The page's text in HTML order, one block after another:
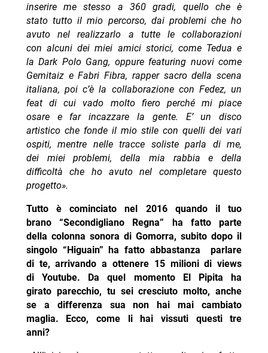
inserire me stesso a 360 gradi, quello che è
stato tutto il mio percorso, dai problemi che ho
avuto nel realizzarlo a tutte le collaborazioni
con alcuni dei miei amici storici, come Tedua e
la Dark Polo Gang, oppure featuring nuovi come
Gemitaiz e Fabri Fibra, rapper sacro della scena
italiana, poi c’è la collaborazione con Fedez, un
feat di cui vado molto fiero perché mi piace
osare e far incazzare la gente. E’ un disco
artistico che fonde il mio stile con quelli dei vari
ospiti, mentre nelle tracce soliste parla di me,
dei miei problemi, della mia rabbia e della
difficoltà che ho avuto nel completare questo
progetto».
Tutto è cominciato nel 2016 quando il tuo
brano “Secondigliano Regna” ha fatto parte
della colonna sonora di Gomorra, subito dopo il
singolo “Higuain” ha fatto abbastanza parlare
di te, arrivando a ottenere 15 milioni di views
di Youtube. Da quel momento El Pipita ha
girato parecchio, tu sei cresciuto molto, anche
se a differenza sua non hai mai cambiato
maglia. Ecco, come li hai vissuti questi tre
anni?